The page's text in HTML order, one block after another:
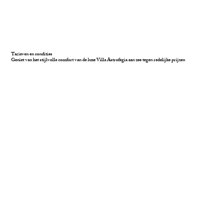
Tarieven en condities
Geniet van het stijlvolle comfort van de luxe Villa Astrofegia aan zee tegen redelijke prijzen